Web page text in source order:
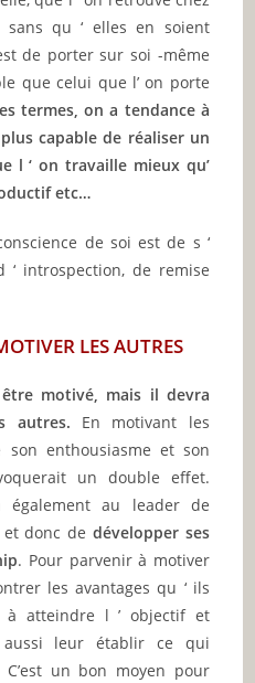
sans qu ‘ elles en soient
de porter sur soi -même
que celui que l’ on porte
termes, on a tendance à
capable de réaliser un
l ‘ on travaille mieux qu’
etc…
de soi est de s ‘
‘ introspection, de remise
LES AUTRES
motivé, mais il devra
autres. En motivant les
enthousiasme et son
un double effet.
également au leader de
donc de développer ses
. Pour parvenir à motiver
les avantages qu ‘ ils
à atteindre l ’ objectif et
leur établir ce qui
un bon moyen pour